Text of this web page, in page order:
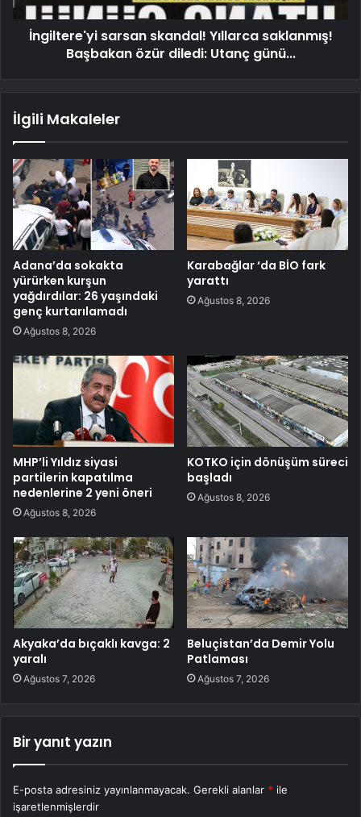
İngiltere'yi sarsan skandal! Yıllarca saklanmış!
Başbakan özür diledi: Utanç günü...
İlgili Makaleler
Adana’da sokakta
yürürken kurşun
yağdırdılar: 26 yaşındaki
genç kurtarılamadı
Ağustos 8, 2026
Karabağlar ‘da BİO fark
yarattı
Ağustos 8, 2026
MHP’li Yıldız siyasi
partilerin kapatılma
nedenlerine 2 yeni öneri
Ağustos 8, 2026
KOTKO için dönüşüm süreci
başladı
Ağustos 8, 2026
Akyaka’da bıçaklı kavga: 2
yaralı
Ağustos 7, 2026
Beluçistan’da Demir Yolu
Patlaması
Ağustos 7, 2026
Bir yanıt yazın
E-posta adresiniz yayınlanmayacak. Gerekli alanlar * ile
işaretlenmişlerdir